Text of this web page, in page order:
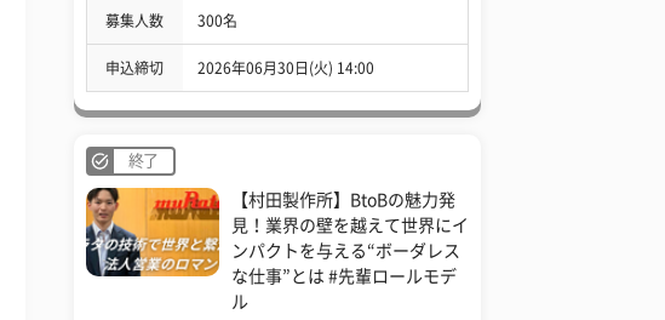
募集人数 300名
申込締切 2026年06月30日(火) 14:00
終了
【村田製作所】BtoBの魅力発
見！業界の壁を越えて世界にイ
ンパクトを与える“ボーダレス
な仕事”とは #先輩ロールモデ
ル